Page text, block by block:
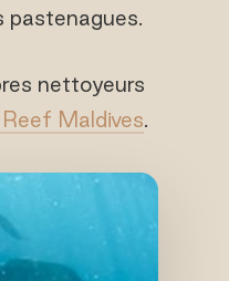
pastenagues.
nettoyeurs
Maldives.